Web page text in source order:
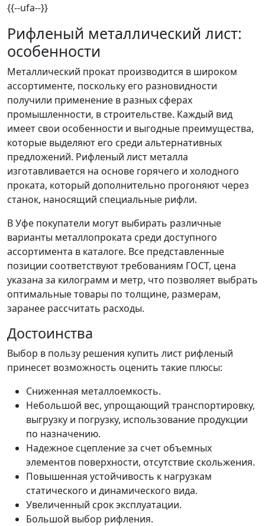
{{--ufa--}}
Рифленый металлический лист:
особенности
Металлический прокат производится в широком
ассортименте, поскольку его разновидности
получили применение в разных сферах
промышленности, в строительстве. Каждый вид
имеет свои особенности и выгодные преимущества,
которые выделяют его среди альтернативных
предложений. Рифленый лист металла
изготавливается на основе горячего и холодного
проката, который дополнительно прогоняют через
станок, наносящий специальные рифли.
В Уфе покупатели могут выбирать различные
варианты металлопроката среди доступного
ассортимента в каталоге. Все представленные
позиции соответствуют требованиям ГОСТ, цена
указана за килограмм и метр, что позволяет выбрать
оптимальные товары по толщине, размерам,
заранее рассчитать расходы.
Достоинства
Выбор в пользу решения купить лист рифленый
принесет возможность оценить такие плюсы:
Сниженная металлоемкость.
Небольшой вес, упрощающий транспортировку,
выгрузку и погрузку, использование продукции
по назначению.
Надежное сцепление за счет объемных
элементов поверхности, отсутствие скольжения.
Повышенная устойчивость к нагрузкам
статического и динамического вида.
Увеличенный срок эксплуатации.
Большой выбор рифления.